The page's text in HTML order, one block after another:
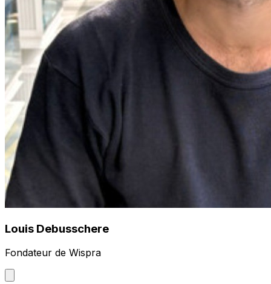
Louis Debusschere
Fondateur de Wispra